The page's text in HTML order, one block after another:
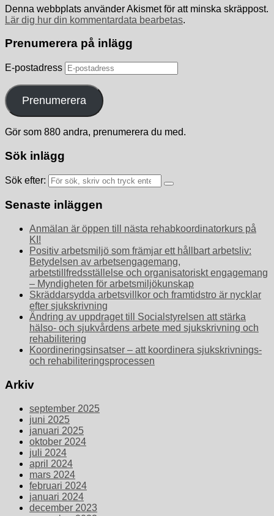
Denna webbplats använder Akismet för att minska skräppost.
Lär dig hur din kommentardata bearbetas.
Prenumerera på inlägg
E-postadress
Prenumerera
Gör som 880 andra, prenumerera du med.
Sök inlägg
Sök efter:
Senaste inläggen
Anmälan är öppen till nästa rehabkoordinatorkurs på
KI!
Positiv arbetsmiljö som främjar ett hållbart arbetsliv:
Betydelsen av arbetsengagemang,
arbetstillfredsställelse och organisatoriskt engagemang
– Myndigheten för arbetsmiljökunskap
Skräddarsydda arbetsvillkor och framtidstro är nycklar
efter sjukskrivning
Ändring av uppdraget till Socialstyrelsen att stärka
hälso- och sjukvårdens arbete med sjukskrivning och
rehabilitering
Koordineringsinsatser – att koordinera sjukskrivnings-
och rehabiliteringsprocessen
Arkiv
september 2025
juni 2025
januari 2025
oktober 2024
juli 2024
april 2024
mars 2024
februari 2024
januari 2024
december 2023